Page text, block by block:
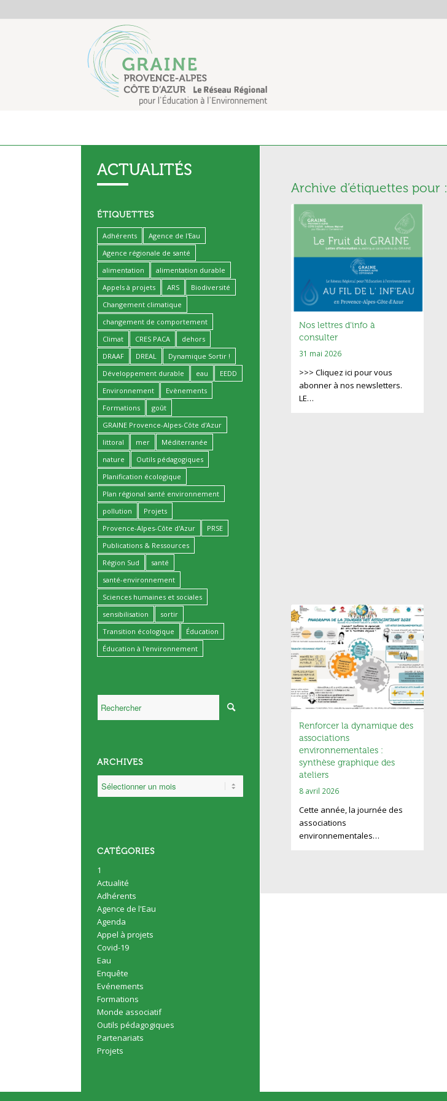
Archive d’étiquettes pour :
Nos lettres d’info à
consulter
31 mai 2026
>>> Cliquez ici pour vous
abonner à nos newsletters.
LE…
Renforcer la dynamique des
associations
environnementales :
synthèse graphique des
ateliers
8 avril 2026
Cette année, la journée des
associations
environnementales…
ACTUALITÉS
ÉTIQUETTES
Adhérents
Agence de l'Eau
Agence régionale de santé
alimentation
alimentation durable
Appels à projets
ARS
Biodiversité
Changement climatique
changement de comportement
Climat
CRES PACA
dehors
DRAAF
DREAL
Dynamique Sortir !
Développement durable
eau
EEDD
Environnement
Evènements
Formations
goût
GRAINE Provence-Alpes-Côte d'Azur
littoral
mer
Méditerranée
nature
Outils pédagogiques
Planification écologique
Plan régional santé environnement
pollution
Projets
Provence-Alpes-Côte d'Azur
PRSE
Publications & Ressources
Région Sud
santé
santé-environnement
Sciences humaines et sociales
sensibilisation
sortir
Transition écologique
Éducation
Éducation à l'environnement
ARCHIVES
CATÉGORIES
1
Actualité
Adhérents
Agence de l'Eau
Agenda
Appel à projets
Covid-19
Eau
Enquête
Evénements
Formations
Monde associatif
Outils pédagogiques
Partenariats
Projets